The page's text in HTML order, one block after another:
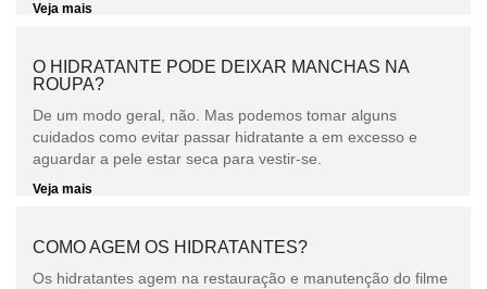
Veja mais
O HIDRATANTE PODE DEIXAR MANCHAS NA
ROUPA?
De um modo geral, não. Mas podemos tomar alguns
cuidados como evitar passar hidratante a em excesso e
aguardar a pele estar seca para vestir-se.
Veja mais
COMO AGEM OS HIDRATANTES?
Os hidratantes agem na restauração e manutenção do filme